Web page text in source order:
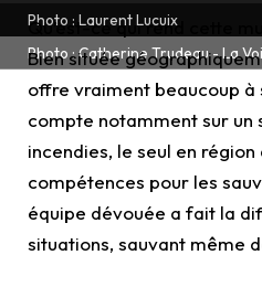
Photo : Laurent Lucuix
Qu’est-ce qui rend cette
Bien située
offre vraiment beaucoup à
compte notamment sur un
incendies, le seul en
compétences pour les
équipe dévouée a fait la
situations, sauvant même
Photo : Catherine Trudeau - La